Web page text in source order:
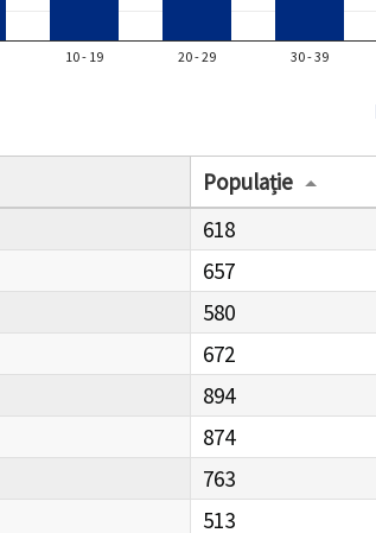
10 - 19 20 - 29 30 - 39
Populație
618
657
580
672
894
874
763
513